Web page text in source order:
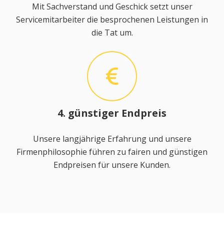
Mit Sachverstand und Geschick setzt unser
Servicemitarbeiter die besprochenen Leistungen in
die Tat um.
4. günstiger Endpreis
Unsere langjährige Erfahrung und unsere
Firmenphilosophie führen zu fairen und günstigen
Endpreisen für unsere Kunden.